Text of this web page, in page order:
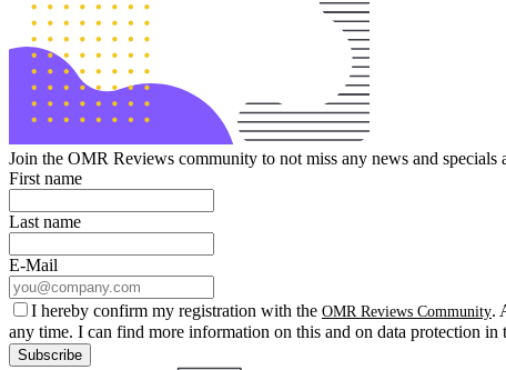
Join the OMR Reviews community to not miss any news and specials
First name
Last name
E-Mail
I hereby confirm my registration with the OMR Reviews Community.
any time. I can find more information on this and on data protection in
Subscribe